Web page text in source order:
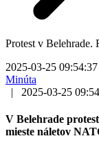
Protest v
2025-03-25 09:54:37
Minúta
|
2025-03-25
V Belehrade
mieste náletov